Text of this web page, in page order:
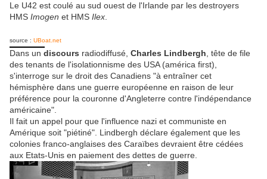
Le U42 est coulé au sud ouest de l'Irlande par les destroyers
HMS Imogen et HMS Ilex
source : UBoat.net
Dans un discours radiodiffusé, Charles Lindbergh , tête de file
des tenants de l'isolationnisme des USA (américa first),
s'interroge sur le droit des Canadiens "à entraîner cet
hémisphère dans une guerre européenne en raison de leur
préférence pour la couronne d'Angleterre contre l'indépendance
américaine".
Il fait un appel pour que l'influence nazi et communiste en
Amérique soit "piétiné". Lindbergh déclare également que les
colonies franco-anglaises des Caraïbes devraient être cédées
aux Etats-Unis en paiement des dettes de guerre.